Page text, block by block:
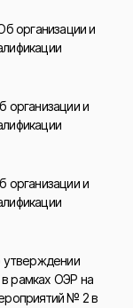
организации и
и
и
рамках ОЭР на
№ 2 в